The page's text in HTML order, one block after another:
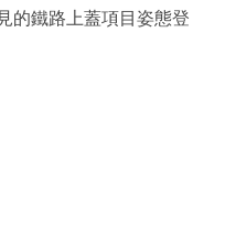
的鐵路上蓋項目姿態登